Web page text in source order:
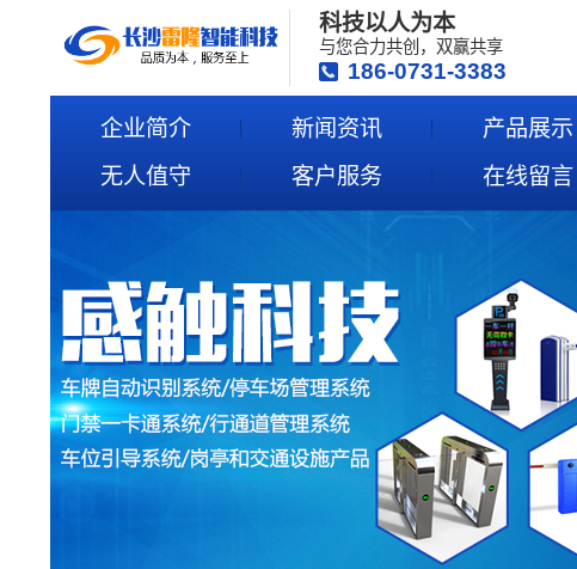
科技以人为本
与您合力共创，双赢共享
186-0731-3383
企业简介 新闻资讯 产品展示
无人值守
客户服务 在线留言